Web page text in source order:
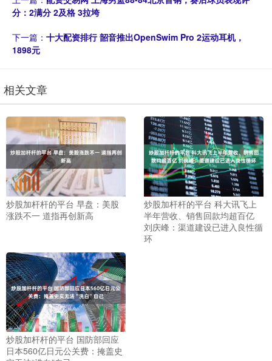
分：2满分 2及格 3拉垮
下一篇： 十大配资排行 韶音推出OpenSwim Pro 2运动耳机，
1898元
相关文章
炒股加杆杆的平台 早盘：美股
涨跌不一 道指再创新高
炒股加杆杆的平台 科大讯飞上
半年营收、销售回款均超百亿
刘庆峰：渠道建设已进入良性循
环
炒股加杆杆的平台 国防部回应
日本560亿日元公关费：掩盖史